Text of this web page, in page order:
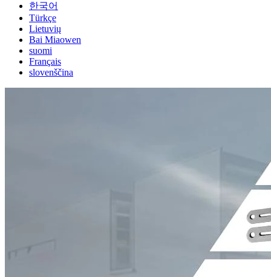
한국어
Türkçe
Lietuvių
Bai Miaowen
suomi
Français
slovenščina